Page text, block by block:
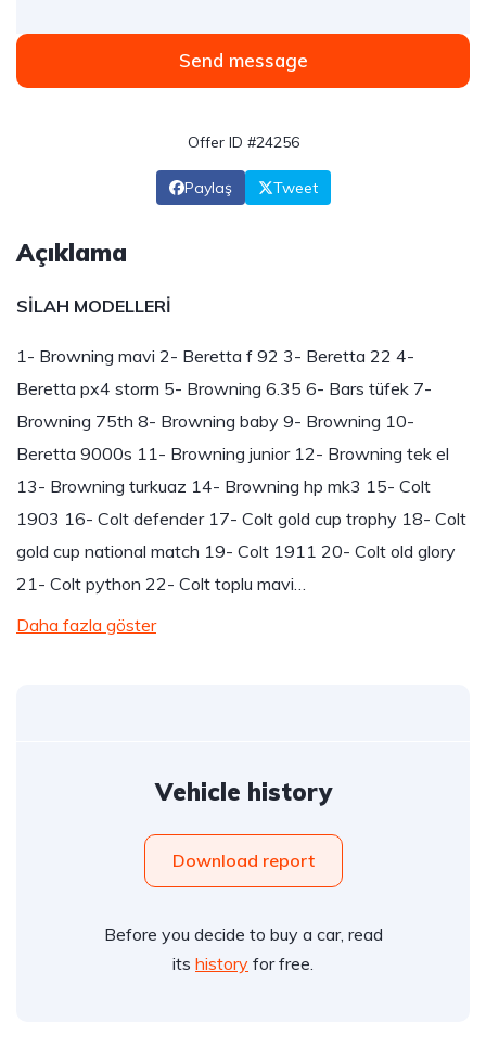
Send message
Offer ID #24256
Paylaş Tweet
Açıklama
SİLAH MODELLERİ
1- Browning mavi 2- Beretta f 92 3- Beretta 22 4-
Beretta px4 storm 5- Browning 6.35 6- Bars tüfek 7-
Browning 75th 8- Browning baby 9- Browning 10-
Beretta 9000s 11- Browning junior 12- Browning tek el
13- Browning turkuaz 14- Browning hp mk3 15- Colt
1903 16- Colt defender 17- Colt gold cup trophy 18- Colt
gold cup national match 19- Colt 1911 20- Colt old glory
21- Colt python 22- Colt toplu mavi…
Daha fazla göster
Vehicle history
Download report
Before you decide to buy a car, read
its history for free.